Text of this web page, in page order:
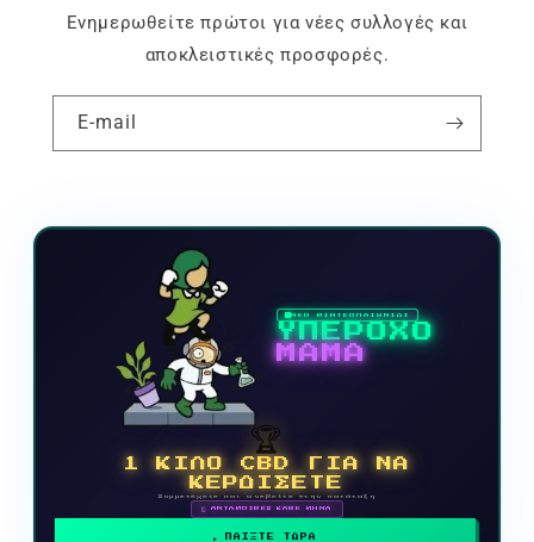
Ενημερωθείτε πρώτοι για νέες συλλογές και
αποκλειστικές προσφορές.
E-mail
ΝΕΟ ΒΙΝΤΕΟΠΑΙΧΝΙΔΙ
ΥΠΕΡΟΧΟ
ΜΑΜΑ
🏆
1 ΚΙΛΟ CBD ΓΙΑ ΝΑ
ΚΕΡΔΙΣΕΤΕ
Συμμετέχετε και ανεβείτε στην κατάταξη
🗓 ΑΝΤΑΜΟΙΒΕΣ ΚΑΘΕ ΜΗΝΑ
ΠΑΙΞΤΕ ΤΩΡΑ